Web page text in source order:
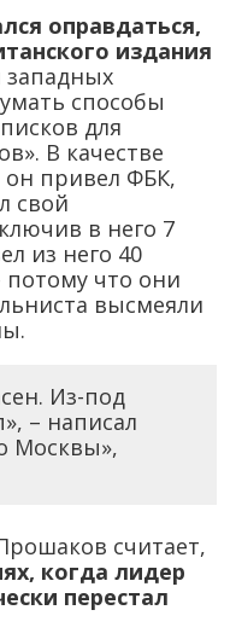
оправдаться,
издания
западных
способы
для
В качестве
привел ФБК,
свой
в него 7
из него 40
что они
высмеяли
Из-под
– написал
Москвы»,
считает,
когда лидер
перестал